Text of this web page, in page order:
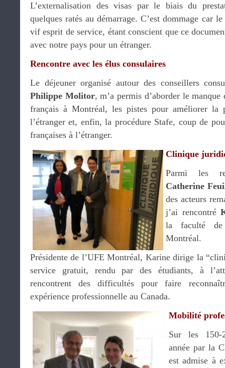
L’externalisation des visas par le biais du
quelques ratés au démarrage. C’est dommage car
vif esprit de service, étant conscient que ce
avec notre pays pour un étranger.
Rencontre avec les élus consulaires
Le déjeuner organisé autour des conseillers
Philippe Molitor, m’a permis d’aborder le manque
français à Montréal, les pistes pour améliorer la
l’étranger et, enfin, la procédure Stafe, coup de
françaises à l’étranger.
Clinique
Parmi les
Catherine
des acteurs
j’ai rencontré
la faculté
Montréal.
Présidente de l’UFE Montréal, Karine dirige la
service gratuit, rendu par des étudiants, à
rencontrent des difficultés pour faire
expérience professionnelle au Canada.
Mobilité
Sur les 150-
année par la
est admise à